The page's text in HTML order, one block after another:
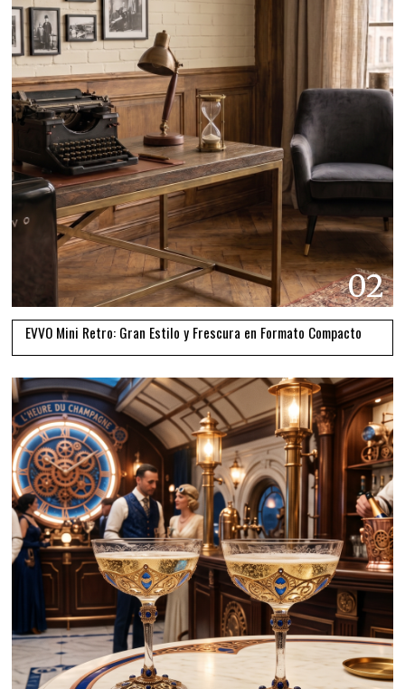
02
EVVO Mini Retro: Gran Estilo y Frescura en Formato Compacto